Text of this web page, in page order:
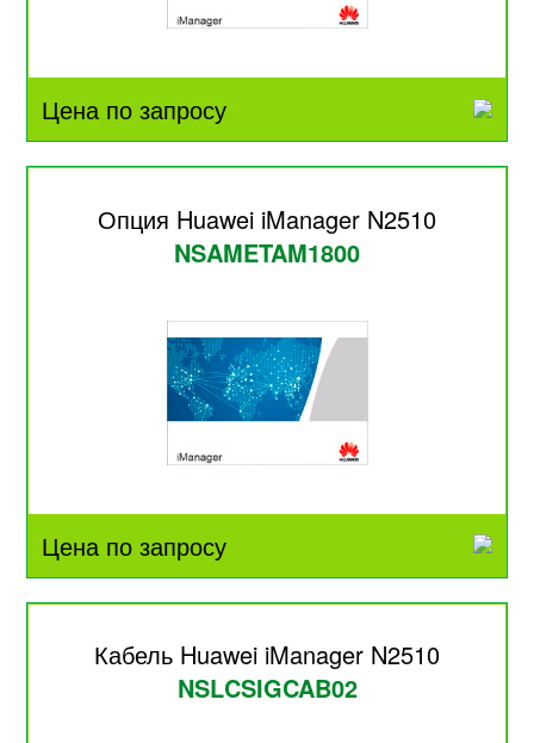
Цена по запросу
Опция Huawei iManager N2510
NSAMETAM1800
Цена по запросу
Кабель Huawei iManager N2510
NSLCSIGCAB02